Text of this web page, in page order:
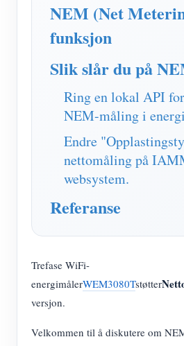
IAMMETER Cloud Pro
Selvbetjent tjeneste
EV lader
IAMMETER Simulator
Virtuell måler
System for
applikasjoner
Solar PV System Energy
Hjemmeautomatisering
butikk
Ressurser
Hurtigstart for produktet
Dokument
FAQ
Samfunnet
Utvikler
NEM (Net
funksjon
Slik slår du på
Ring en lokal API
NEM-måling i
Endre
nettomåling på
websystem.
Referanse
Trefase WiFi-
energimålerWEM3080Tstøtter
versjon.
Velkommen til å diskutere om